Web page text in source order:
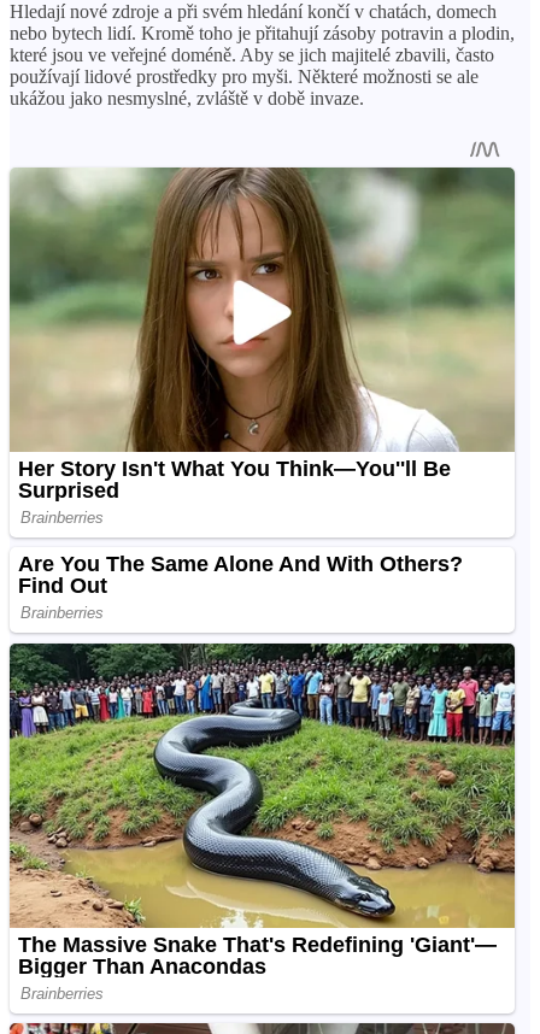
Hledají nové zdroje a při svém hledání končí v chatách, domech
nebo bytech lidí. Kromě toho je přitahují zásoby potravin a plodin,
které jsou ve veřejné doméně. Aby se jich majitelé zbavili, často
používají lidové prostředky pro myši. Některé možnosti se ale
ukážou jako nesmyslné, zvláště v době invaze.